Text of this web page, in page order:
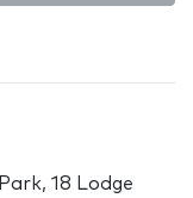
18 Lodge